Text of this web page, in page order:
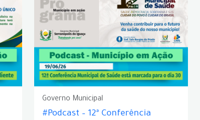
Governo Municipal
#Podcast – 12ª Conferência